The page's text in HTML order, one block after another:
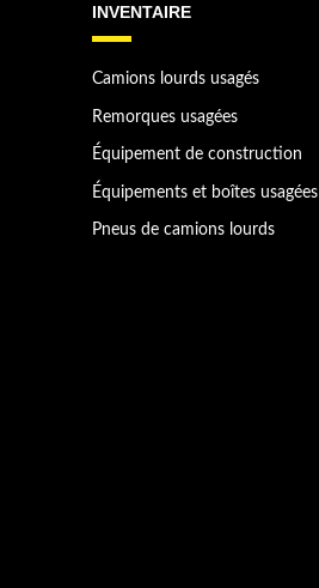
INVENTAIRE
Camions lourds usagés
Remorques usagées
Équipement de construction
Équipements et boîtes usagées
Pneus de camions lourds